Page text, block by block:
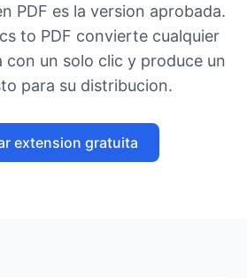
PDF es la version aprobada.
to PDF convierte cualquier
con un solo clic y produce un
para su distribucion.
extension gratuita